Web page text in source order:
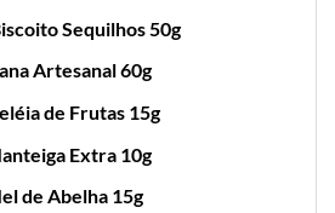
Sequilhos 50g
Artesanal 60g
de Frutas 15g
Extra 10g
de Abelha 15g